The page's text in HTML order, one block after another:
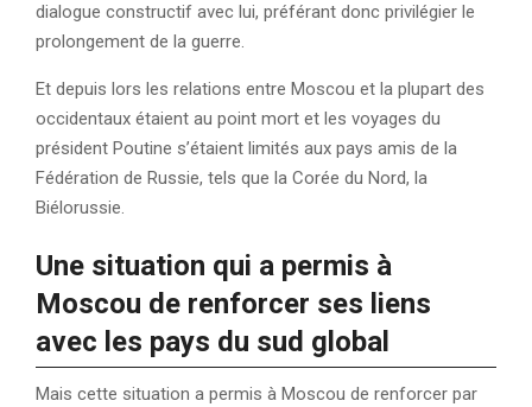
dialogue constructif avec lui, préférant donc privilégier le
prolongement de la guerre.
Et depuis lors les relations entre Moscou et la plupart des
occidentaux étaient au point mort et les voyages du
président Poutine s’étaient limités aux pays amis de la
Fédération de Russie, tels que la Corée du Nord, la
Biélorussie.
Une situation qui a permis à
Moscou de renforcer ses liens
avec les pays du sud global
Mais cette situation a permis à Moscou de renforcer par